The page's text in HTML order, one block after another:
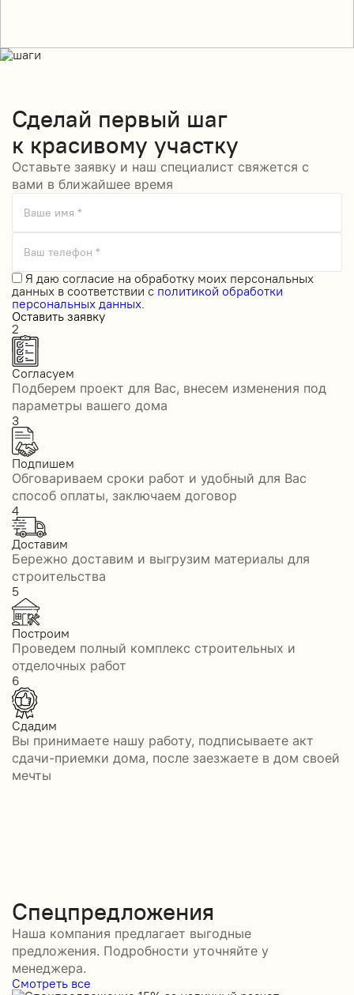
Сделай первый шаг
к красивому участку
Оставьте заявку и наш специалист свяжется с
вами в ближайшее время
Ваше имя *
Ваш телефон *
Я даю согласие на обработку моих персональных
данных в соответствии с политикой обработки
персональных данных.
Оставить заявку
2
Согласуем
Подберем проект для Вас, внесем изменения под
параметры вашего дома
3
Подпишем
Обговариваем сроки работ и удобный для Вас
способ оплаты, заключаем договор
4
Доставим
Бережно доставим и выгрузим материалы для
строительства
5
Построим
Проведем полный комплекс строительных и
отделочных работ
6
Сдадим
Вы принимаете нашу работу, подписываете акт
сдачи-приемки дома, после заезжаете в дом своей
мечты
Спецпредложения
Наша компания предлагает выгодные
предложения. Подробности уточняйте у
менеджера.
Смотреть все